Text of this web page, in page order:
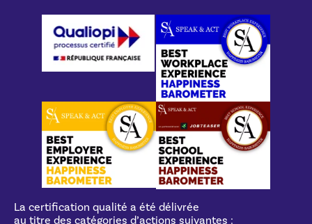
La certification qualité a été délivrée
au titre des catégories d’actions suivantes :